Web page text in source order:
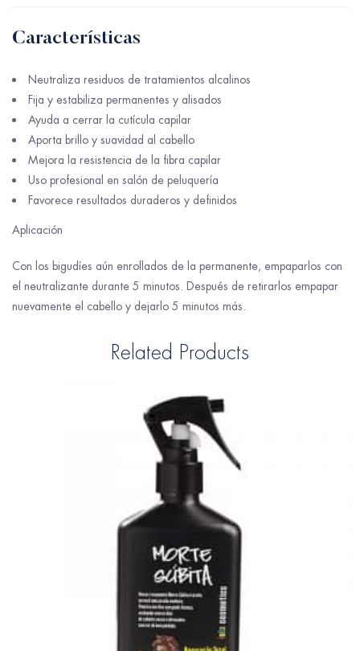
Características
Neutraliza residuos de tratamientos alcalinos
Fija y estabiliza permanentes y alisados
Ayuda a cerrar la cutícula capilar
Aporta brillo y suavidad al cabello
Mejora la resistencia de la fibra capilar
Uso profesional en salón de peluquería
Favorece resultados duraderos y definidos
Aplicación
Con los bigudíes aún enrollados de la permanente, empaparlos con
el neutralizante durante 5 minutos. Después de retirarlos empapar
nuevamente el cabello y dejarlo 5 minutos más.
Related Products